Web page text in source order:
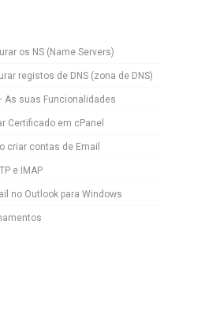
os NS (Name Servers)
registos de DNS (zona de DNS)
As suas Funcionalidades
Certificado em cPanel
criar contas de Email
e IMAP
no Outlook para Windows